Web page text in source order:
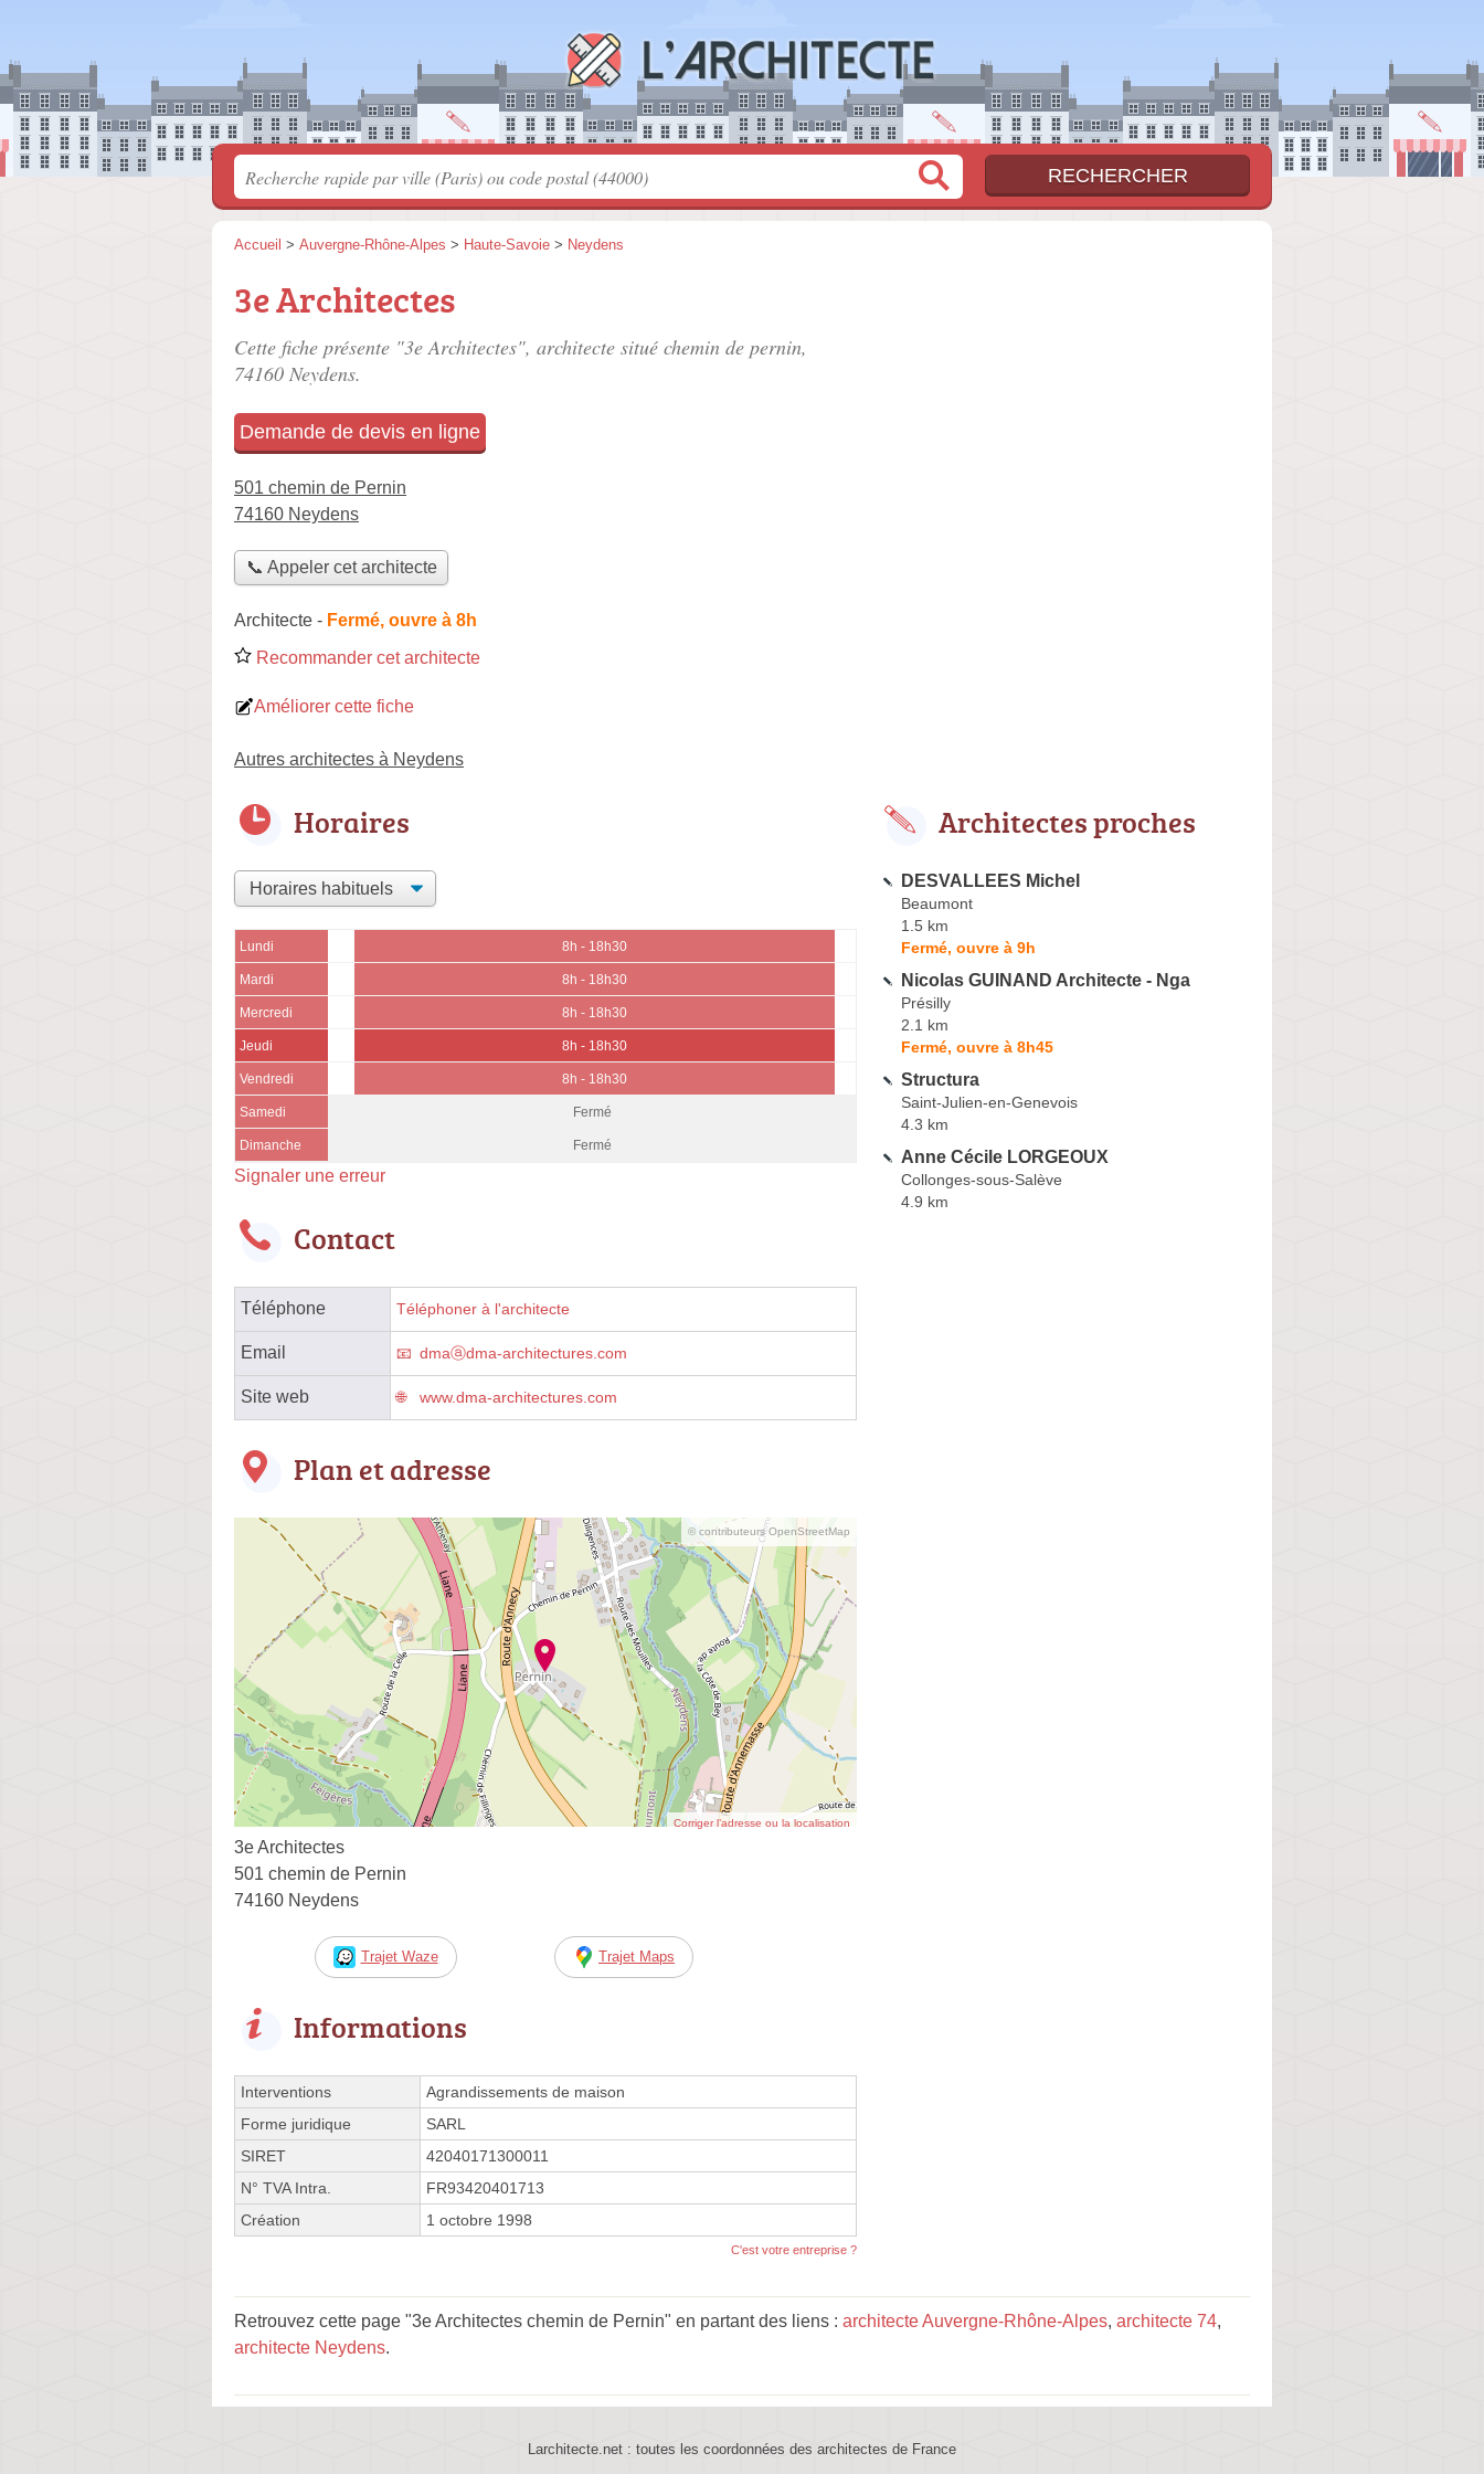
Accueil > Auvergne-Rhône-Alpes > Haute-Savoie > Neydens
3e Architectes
Cette fiche présente "3e Architectes", architecte situé chemin de pernin,
74160 Neydens.
Demande de devis en ligne
501 chemin de Pernin
74160 Neydens
📞 Appeler cet architecte
Architecte - Fermé, ouvre à 8h
Recommander cet architecte
Améliorer cette fiche
Autres architectes à Neydens
Horaires
Lundi 8h - 18h30
Mardi 8h - 18h30
Mercredi 8h - 18h30
Jeudi 8h - 18h30
Vendredi 8h - 18h30
Samedi Fermé
Dimanche Fermé
Signaler une erreur
Contact
Téléphone Téléphoner à l'architecte
Email dmaⓐdma-architectures.com
Site web www.dma-architectures.com
Plan et adresse
© contributeurs OpenStreetMap
Corriger l’adresse ou la localisation
3e Architectes
501 chemin de Pernin
74160 Neydens
Trajet Waze Trajet Maps
Informations
Interventions
Agrandissements de maison
Forme juridique
SARL
SIRET
42040171300011
N° TVA Intra.
FR93420401713
Création
1 octobre 1998
C'est votre entreprise ?
Architectes proches
DESVALLEES Michel
Beaumont
1.5 km
Fermé, ouvre à 9h
Nicolas GUINAND Architecte - Nga
Présilly
2.1 km
Fermé, ouvre à 8h45
Structura
Saint-Julien-en-Genevois
4.3 km
Anne Cécile LORGEOUX
Collonges-sous-Salève
4.9 km
Retrouvez cette page "3e Architectes chemin de Pernin" en partant des liens : architecte Auvergne-Rhône-Alpes, architecte 74,
architecte Neydens.
Larchitecte.net : toutes les coordonnées des architectes de France